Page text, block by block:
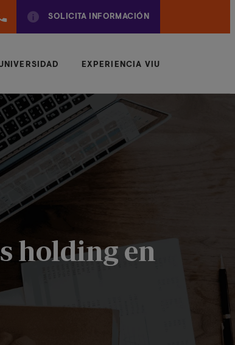
SOLICITA INFORMACIÓN
EXPERIENCIA VIU
holding en